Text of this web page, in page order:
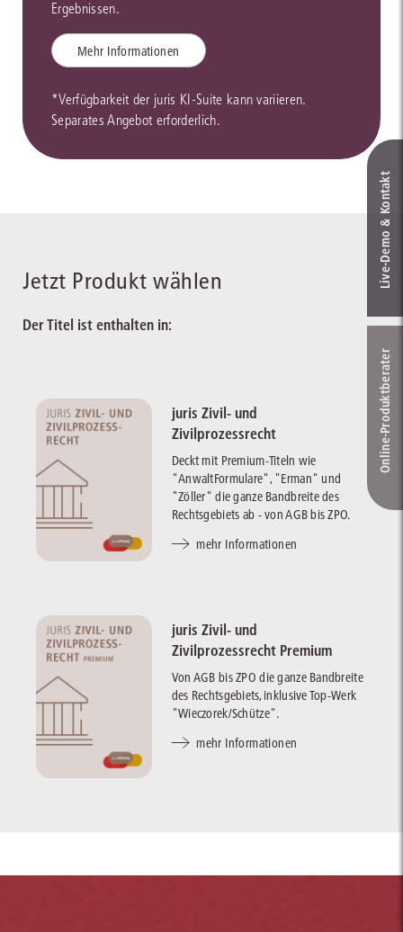
Ergebnissen.
Mehr Informationen
*Verfügbarkeit der juris KI-Suite kann variieren.
Separates Angebot erforderlich.
Jetzt Produkt wählen
Der Titel ist enthalten in:
juris Zivil- und
Zivilprozessrecht
Deckt mit Premium-Titeln wie
"AnwaltFormulare", "Erman" und
"Zöller" die ganze Bandbreite des
Rechtsgebiets ab - von AGB bis ZPO.
mehr Informationen
juris Zivil- und
Zivilprozessrecht Premium
Von AGB bis ZPO die ganze Bandbreite
des Rechtsgebiets, inklusive Top-Werk
"Wieczorek/Schütze".
mehr Informationen
Live‑Demo & Kontakt
Online-Produkt­berater